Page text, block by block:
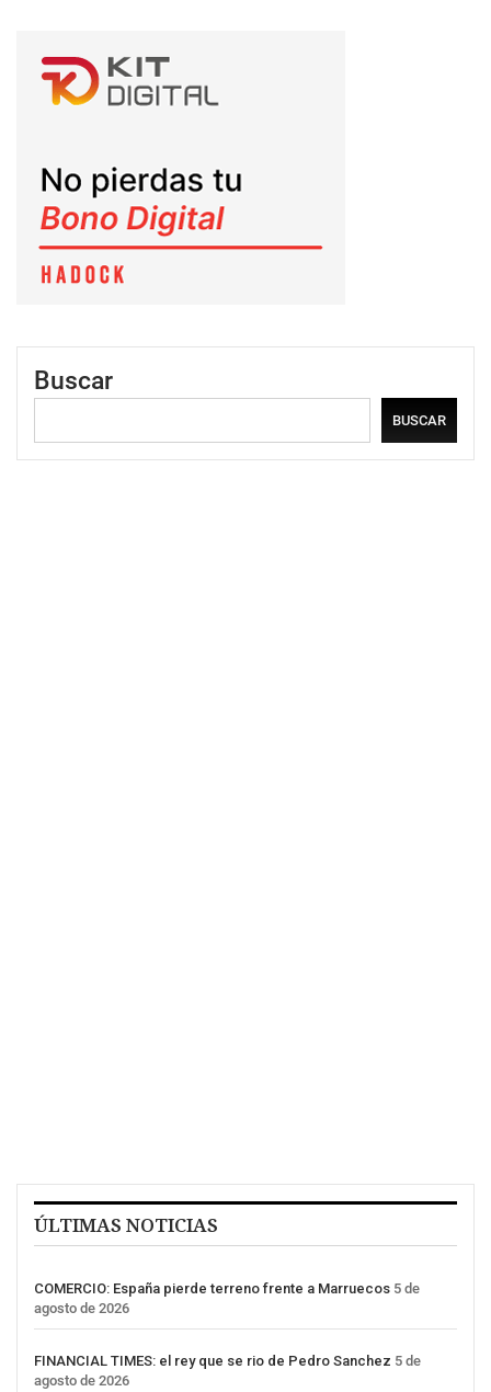
Buscar
BUSCAR
ÚLTIMAS NOTICIAS
COMERCIO: España pierde terreno frente a Marruecos 5 de
agosto de 2026
FINANCIAL TIMES: el rey que se rio de Pedro Sanchez 5 de
agosto de 2026